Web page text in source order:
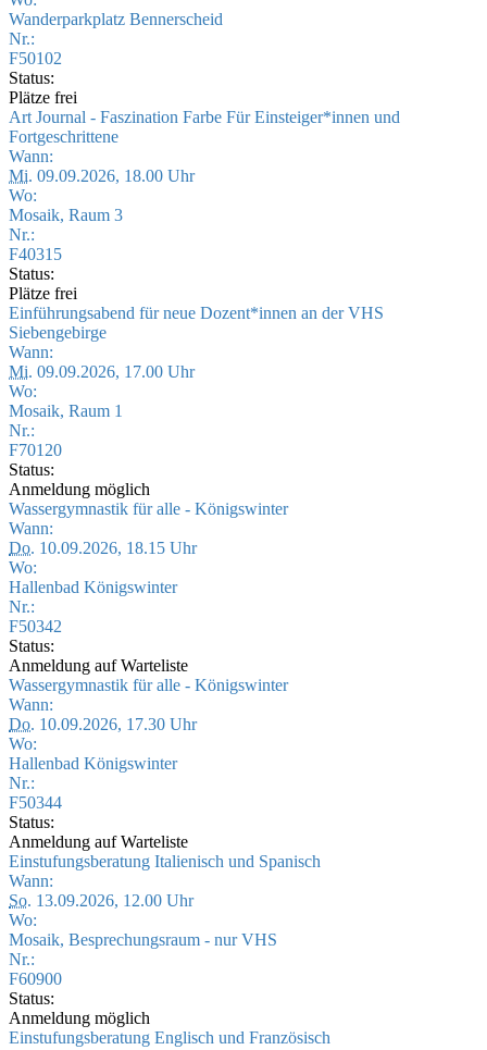
Wanderparkplatz Bennerscheid
Nr.:
F50102
Status:
Plätze frei
Art Journal - Faszination Farbe Für Einsteiger*innen und
Fortgeschrittene
Wann:
Mi. 09.09.2026, 18.00 Uhr
Wo:
Mosaik, Raum 3
Nr.:
F40315
Status:
Plätze frei
Einführungsabend für neue Dozent*innen an der VHS
Siebengebirge
Wann:
Mi. 09.09.2026, 17.00 Uhr
Wo:
Mosaik, Raum 1
Nr.:
F70120
Status:
Anmeldung möglich
Wassergymnastik für alle - Königswinter
Wann:
Do. 10.09.2026, 18.15 Uhr
Wo:
Hallenbad Königswinter
Nr.:
F50342
Status:
Anmeldung auf Warteliste
Wassergymnastik für alle - Königswinter
Wann:
Do. 10.09.2026, 17.30 Uhr
Wo:
Hallenbad Königswinter
Nr.:
F50344
Status:
Anmeldung auf Warteliste
Einstufungsberatung Italienisch und Spanisch
Wann:
So. 13.09.2026, 12.00 Uhr
Wo:
Mosaik, Besprechungsraum - nur VHS
Nr.:
F60900
Status:
Anmeldung möglich
Einstufungsberatung Englisch und Französisch